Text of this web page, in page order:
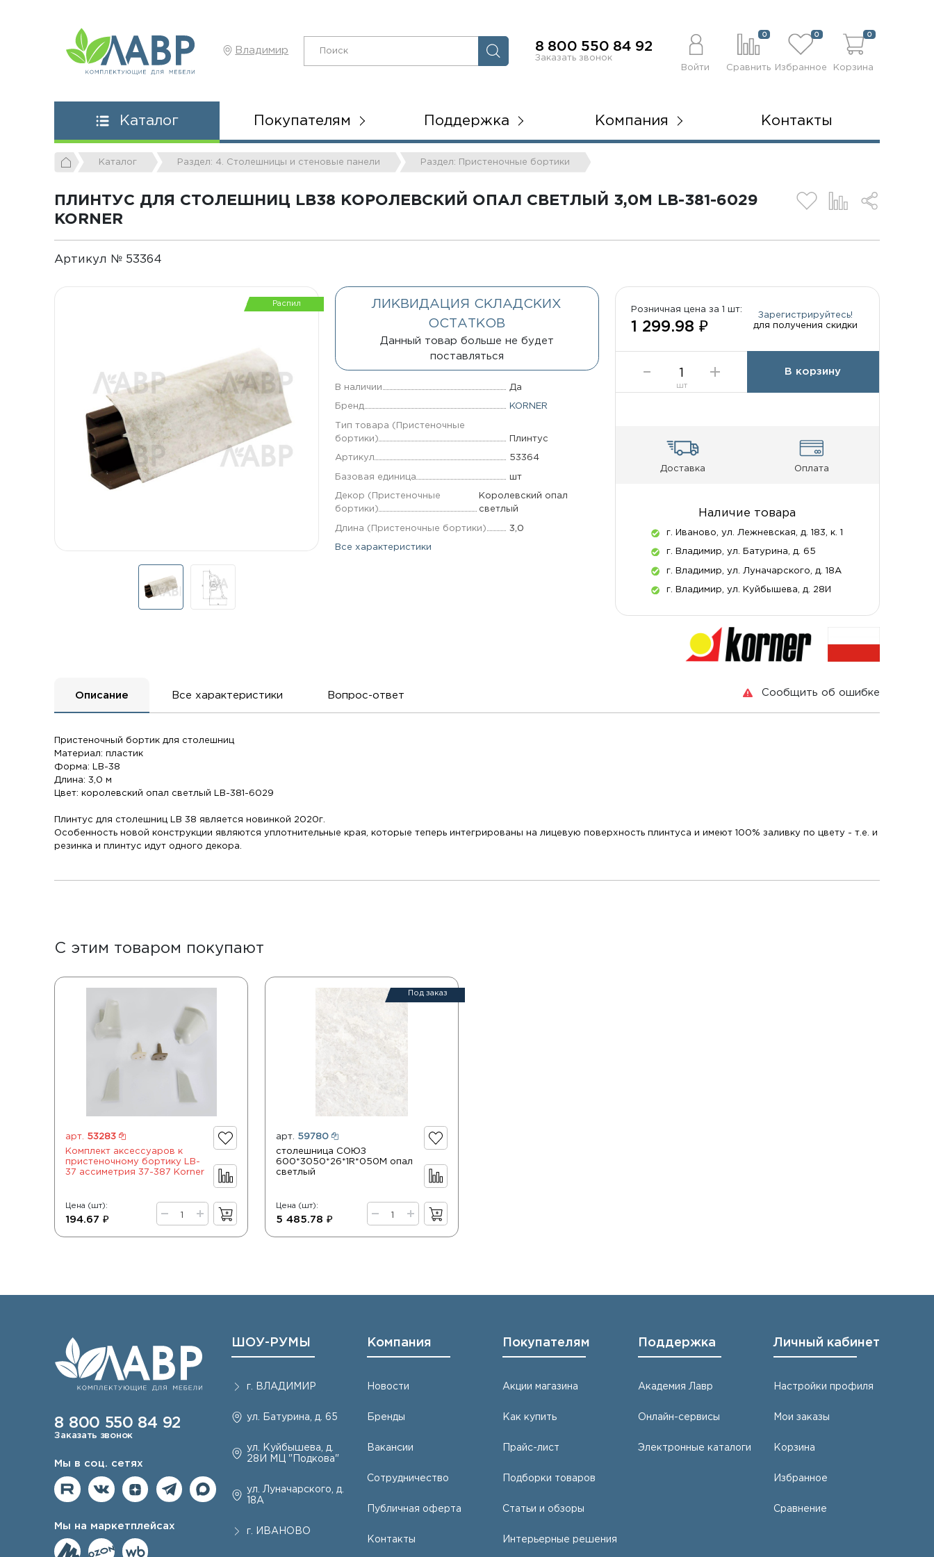
Владимир 8 800 550 84 92
Заказать звонок
Войти
0
Сравнить
0
Избранное
0
Корзина
Каталог Покупателям Поддержка Компания Контакты
Каталог Раздел: 4. Столешницы и стеновые панели Раздел: Пристеночные бортики
ПЛИНТУС ДЛЯ СТОЛЕШНИЦ LB38 КОРОЛЕВСКИЙ ОПАЛ СВЕТЛЫЙ 3,0М LB-381-6029
KORNER
Артикул № 53364
Распил
ЛИКВИДАЦИЯ СКЛАДСКИХ
ОСТАТКОВ
Данный товар больше не будет
поставляться
В наличии Да
Бренд KORNER
Тип товара (Пристеночные
бортики)
Плинтус
Артикул 53364
Базовая единица шт
Декор (Пристеночные
бортики)
Королевский опал
светлый
Длина (Пристеночные бортики) 3,0
Все характеристики
Розничная цена за 1 шт:
1 299.98 ₽
Зарегистрируйтесь!
для получения скидки
шт
В корзину
Доставка Оплата
Наличие товара
г. Иваново, ул. Лежневская, д. 183, к. 1
г. Владимир, ул. Батурина, д. 65
г. Владимир, ул. Луначарского, д. 18А
г. Владимир, ул. Куйбышева, д. 28И
Сообщить об ошибке
Описание Все характеристики Вопрос-ответ
Пристеночный бортик для столешниц
Материал: пластик
Форма: LB-38
Длина: 3,0 м
Цвет: королевский опал светлый LB-381-6029
Плинтус для столешниц LB 38 является новинкой 2020г.
Особенность новой конструкции являются уплотнительные края, которые теперь интегрированы на лицевую поверхность плинтуса и имеют 100% заливку по цвету - т.е. и
резинка и плинтус идут одного декора.
С этим товаром покупают
арт. 53283
Комплект аксессуаров к
пристеночному бортику LB-
37 ассиметрия 37-387 Korner
Цена (шт):
194.67 ₽
Под заказ
арт. 59780
столешница СОЮЗ
600*3050*26*1R*050М опал
светлый
Цена (шт):
5 485.78 ₽
8 800 550 84 92
Заказать звонок
Мы в соц. сетях
Мы на маркетплейсах
ШОУ-РУМЫ
г. ВЛАДИМИР
ул. Батурина, д. 65
ул. Куйбышева, д.
28И МЦ "Подкова"
ул. Луначарского, д.
18А
г. ИВАНОВО
Компания
Новости
Бренды
Вакансии
Сотрудничество
Публичная оферта
Контакты
Покупателям
Акции магазина
Как купить
Прайс-лист
Подборки товаров
Статьи и обзоры
Интерьерные решения
Поддержка
Академия Лавр
Онлайн-сервисы
Электронные каталоги
Личный кабинет
Настройки профиля
Мои заказы
Корзина
Избранное
Сравнение